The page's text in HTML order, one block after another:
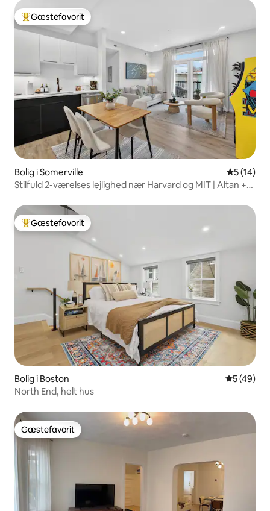
Bedste gæstefavorit
Gæstefavorit
Bolig i Somerville 5 ud af 5 i
5 (14)
Stilfuld 2-værelses lejlighed nær Harvard og MIT | Altan +
Bedste gæstefavorit
Gæstefavorit
Bolig i Boston 5 ud af 5 i
5 (49)
North End, helt hus
Gæstefavorit
Gæstefavorit